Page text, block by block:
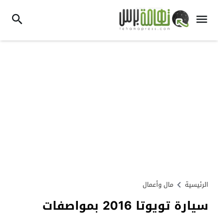
الرئيسية مال وأعمال
سيارة تويوتا 2016 بمواصفات